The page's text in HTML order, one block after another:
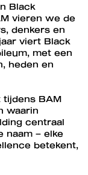
Black
vieren we de
denkers en
viert Black
met een
heden en
BAM
waarin
centraal
naam – elke
betekent,